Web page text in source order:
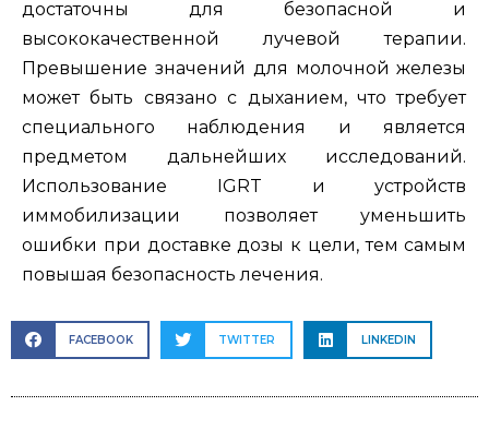
достаточны для безопасной и
высококачественной лучевой терапии.
Превышение значений для молочной железы
может быть связано с дыханием, что требует
специального наблюдения и является
предметом дальнейших исследований.
Использование IGRT и устройств
иммобилизации позволяет уменьшить
ошибки при доставке дозы к цели, тем самым
повышая безопасность лечения.
FACEBOOK TWITTER LINKEDIN